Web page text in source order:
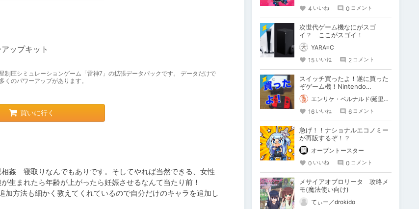
ップキット
制圧シミュレーションゲーム「雷神7」の拡張データパックです。 データだけで
くのパワーアップがあります。
買いに行く
姦　寝取りなんでもありです。そしてやれば当然できる、女性
生まれたら年齢が上がったら妊娠させるなんて当たり前！
方法も細かく教えてくれているので自分だけのキャラを追加し
4 いいね 0 コメント
次世代ゲーム機なにがスゴ
イ？ ここがスゴイ！
YARA=C
15 いいね 2 コメント
スイッチ買ったよ！遂に買った
ぞゲーム機！Nintendo
Switch！
エンリケ・ベルナルド(延里啓介)
16 いいね 6 コメント
急げ！！ナショナルエコノミー
が再販するぞ！？
オーブントースター
0 いいね 0 コメント
メサイアオブロリータ 攻略メ
モ(魔法使い向け)
てぃー／drokido